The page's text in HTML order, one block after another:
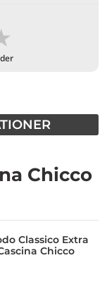
Chicco
Classico Extra
Chicco